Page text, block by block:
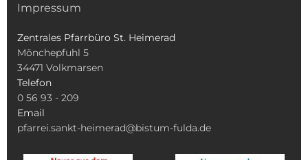
Impressum
Zentrales Pfarrbüro St. Heimerad
Mönchepfuhl 5
34471 Volkmarsen
Telefon
0 56 93 - 209
Email
pfarrei.sankt-heimerad@bistum-fulda.de